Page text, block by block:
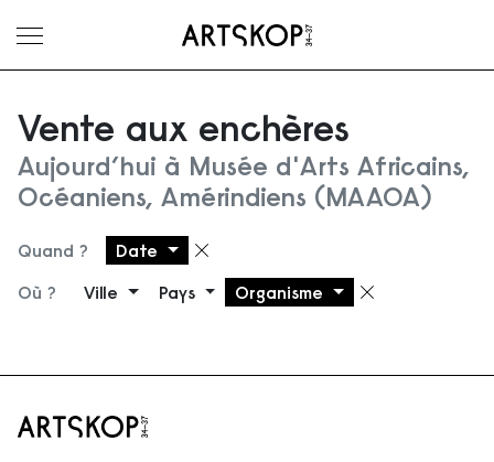
Ouvrir le menu
Vente aux enchères
Aujourd’hui à Musée d'Arts Africains,
Océaniens, Amérindiens (MAAOA)
Quand ? Date Supprimer le filtre
Où ? Ville Pays Organisme